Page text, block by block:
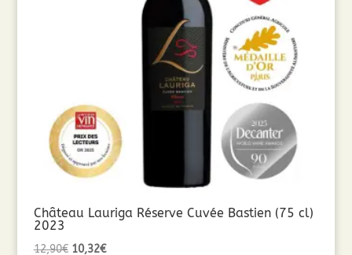
Château Lauriga Réserve Cuvée Bastien (75 cl)
2023
12,90€ Le
10,32€Le